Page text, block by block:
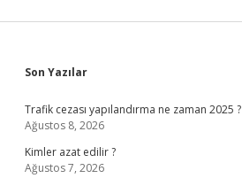
Sidebar
Son Yazılar
Trafik cezası yapılandırma ne zaman 2025 ?
Ağustos 8, 2026
Kimler azat edilir ?
Ağustos 7, 2026